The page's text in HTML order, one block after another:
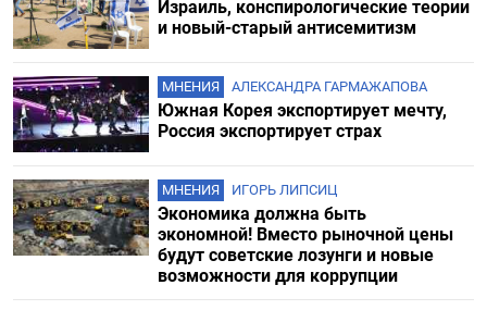
Израиль, конспирологические теории
и новый-старый антисемитизм
МНЕНИЯ АЛЕКСАНДРА ГАРМАЖАПОВА
Южная Корея экспортирует мечту,
Россия экспортирует страх
МНЕНИЯ ИГОРЬ ЛИПСИЦ
Экономика должна быть
экономной! Вместо рыночной цены
будут советские лозунги и новые
возможности для коррупции